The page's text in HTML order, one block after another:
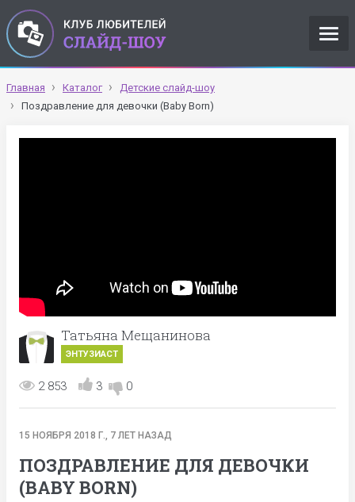
Главная Каталог
Детские слайд-шоу
Поздравление для девочки (Baby Born)
Татьяна Мещанинова
ЭНТУЗИАСТ
2 853 3 0
15 НОЯБРЯ 2018 Г., 7 ЛЕТ НАЗАД
ПОЗДРАВЛЕНИЕ ДЛЯ ДЕВОЧКИ
(BABY BORN)